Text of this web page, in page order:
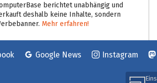
berichtet unabhängig und
deshalb keine Inhalte, sondern
Mehr erfahren!
Google News Instagram